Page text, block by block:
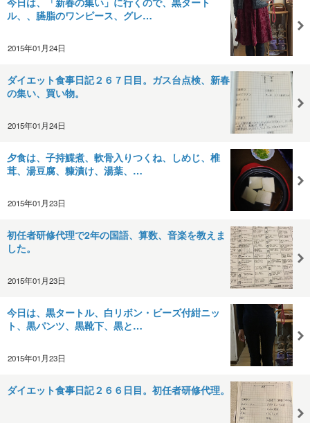
ル、、臙脂のワンピース、グレ…
2015年01月24日
ダイエット食事日記２６７日目。ガス台点検、新春
の集い、買い物。
2015年01月24日
夕食は、子持鰈煮、軟骨入りつくね、しめじ、椎
茸、湯豆腐、糠漬け、湯葉、…
2015年01月23日
初任者研修代理で2年の国語、算数、音楽を教えま
した。
2015年01月23日
今日は、黒タートル、白リボン・ビーズ付紺ニッ
ト、黒パンツ、黒靴下、黒と…
2015年01月23日
ダイエット食事日記２６６日目。初任者研修代理。